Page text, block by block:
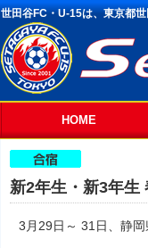
世田谷FC・U-15は、東京都
HOME
新2年生・新3年生
3月29日～ 31日、静岡